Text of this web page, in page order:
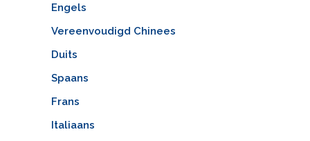
Engels
Vereenvoudigd Chinees
Duits
Spaans
Frans
Italiaans